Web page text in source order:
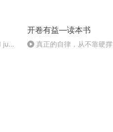
just
开卷有益—读本书
真正的自律，从不靠硬撑